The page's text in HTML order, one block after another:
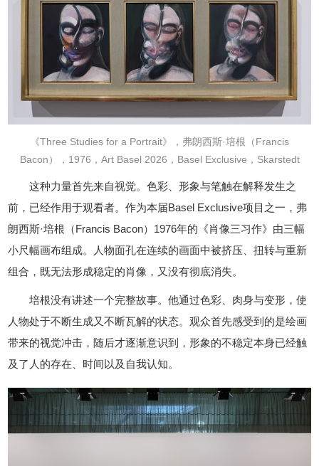
《Three Studies for a Portrait》，弗朗西斯·培根（Francis
Bacon），1976，Art Basel 2026，Basel Exclusive，Skarstedt
这种力量首先来自视觉。色彩、形象与笔触在解释发生之
前，已经作用于观看者。作为本届Basel Exclusive项目之一，弗
朗西斯·培根（Francis Bacon）1976年的《肖像三习作》由三幅
小尺幅画布组成。人物面孔在连续的画面中被挤压、扭转与重新
组合，既无法形成稳定的肖像，又没有彻底消失。
培根没有讲述一个完整故事。他通过色彩、肉身与变形，使
人物处于不断生成又不断瓦解的状态。观众首先感受到的是绘画
带来的视觉冲击，随后才逐渐意识到，形象的不稳定本身已经触
及了人的存在、时间以及自我认知。